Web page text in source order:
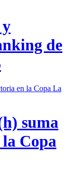
de
suma
Copa